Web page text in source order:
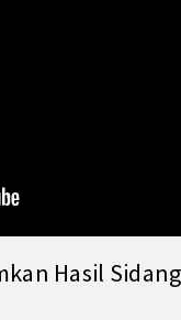
Hasil